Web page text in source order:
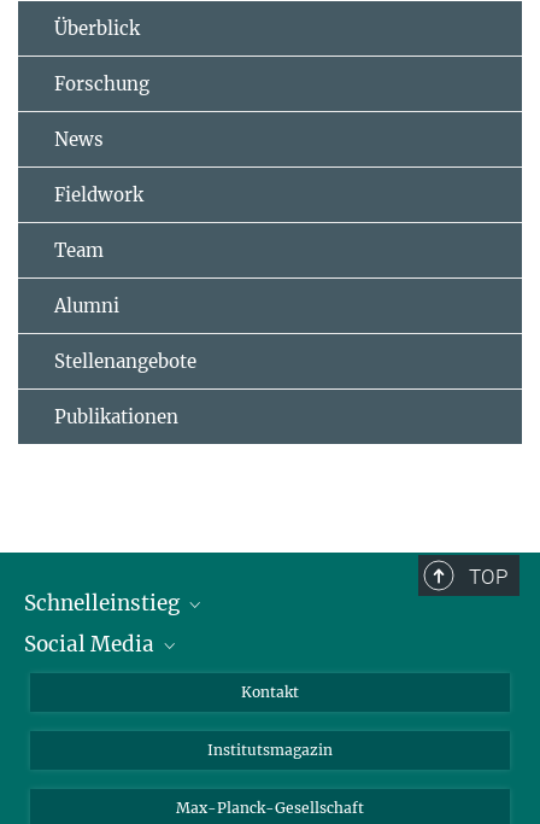
Überblick
Forschung
News
Fieldwork
Team
Alumni
Stellenangebote
Publikationen
TOP
Schnelleinstieg
Alumni
Fördernde
Social Media
Bluesky
Facebook
Kontakt
Institutsmagazin
Max-Planck-Gesellschaft